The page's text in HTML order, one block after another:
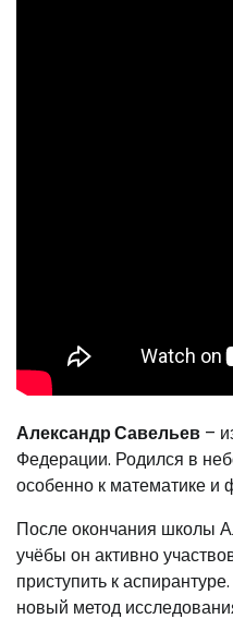
Александр Савельев –
Федерации. Родился в
особенно к математике и
После окончания школы
учёбы он активно
приступить к
новый метод